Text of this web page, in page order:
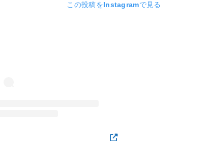
この投稿をInstagramで見る